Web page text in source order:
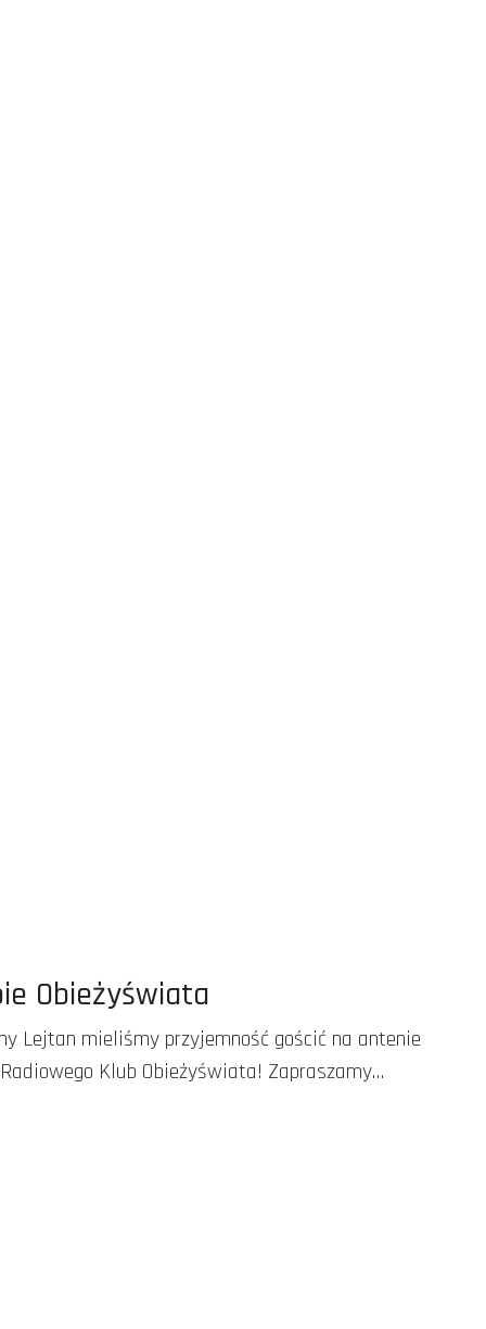
Obieżyświata
Lejtan mieliśmy przyjemność gościć na antenie
Klub Obieżyświata! Zapraszamy…